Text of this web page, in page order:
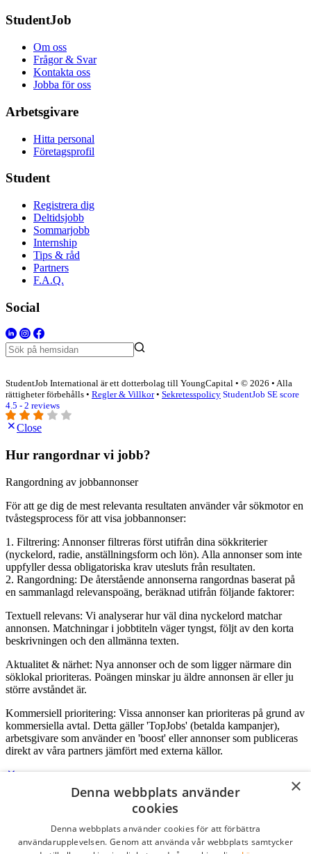
StudentJob
Om oss
Frågor & Svar
Kontakta oss
Jobba för oss
Arbetsgivare
Hitta personal
Företagsprofil
Student
Registrera dig
Deltidsjobb
Sommarjobb
Internship
Tips & råd
Partners
F.A.Q.
Social
StudentJob International är ett dotterbolag till YoungCapital • © 2026 • Alla
rättigheter förbehålls • Regler & Villkor• Sekretesspolicy StudentJob SE score
4.5 - 2 reviews
Close
Hur rangordnar vi jobb?
Rangordning av jobbannonser
För att ge dig de mest relevanta resultaten använder vår sökmotor en
tvåstegsprocess för att visa jobbannonser:
1. Filtrering: Annonser filtreras först utifrån dina sökkriterier
(nyckelord, radie, anställningsform och lön). Alla annonser som inte
uppfyller dessa obligatoriska krav utesluts från resultaten.
2. Rangordning: De återstående annonserna rangordnas baserat på
en sammanlagd relevanspoäng, beräknad utifrån följande faktorer:
Textuell relevans: Vi analyserar hur väl dina nyckelord matchar
annonsen. Matchningar i jobbtiteln väger tyngst, följt av den korta
beskrivningen och den allmänna texten.
Aktualitet & närhet: Nya annonser och de som ligger närmare din
söklokal prioriteras. Poängen minskar ju äldre annonsen är eller ju
större avståndet är.
Kommersiell prioritering: Vissa annonser kan prioriteras på grund av
kommersiella avtal. Detta gäller 'TopJobs' (betalda kampanjer),
arbetsgivare som använder en 'boost' eller annonser som publiceras
direkt av våra partners jämfört med externa källor.
×
Denna webbplats använder
cookies
Denna webbplats använder cookies för att förbättra
användarupplevelsen. Genom att använda vår webbplats samtycker